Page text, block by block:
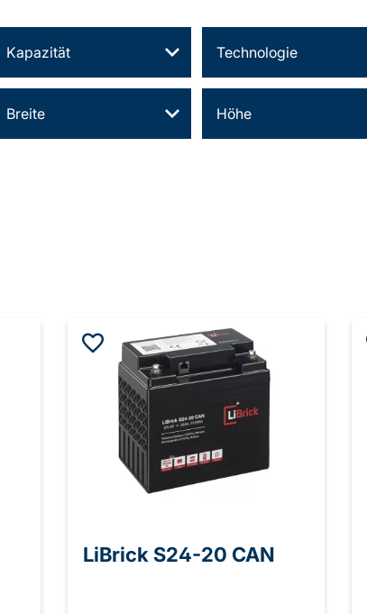
Kapazität Technologie
Breite Höhe
LiBrick S24-20 CAN